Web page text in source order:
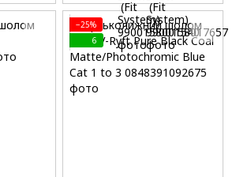
−25%
6